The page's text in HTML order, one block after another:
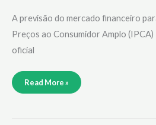
A previsão do mercado financeiro
Preços ao Consumidor Amplo
oficial
Read More »